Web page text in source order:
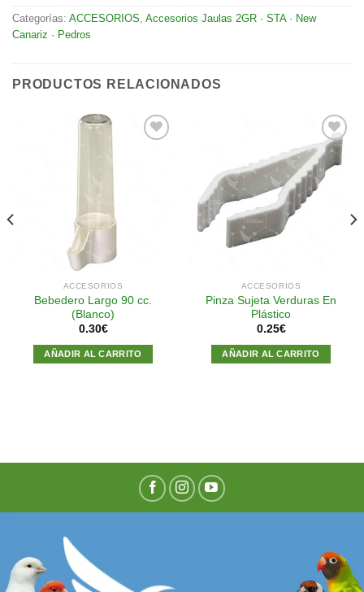
Categorías: ACCESORIOS Accesorios Jaulas 2GR · STA · New
Canariz · Pedros
PRODUCTOS RELACIONADOS
ACCESORIOS
Bebedero Largo 90 cc.
(Blanco)
0.30€
AÑADIR AL CARRITO
Añadir
ACCESORIOS
Pinza Sujeta Verduras En
Plástico
0.25€
AÑADIR AL CARRITO